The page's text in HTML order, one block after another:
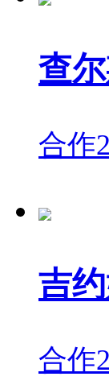
查
合作
吉
合作